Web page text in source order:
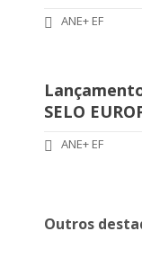
ANE+ EF
SELO
ANE+ EF
Outros